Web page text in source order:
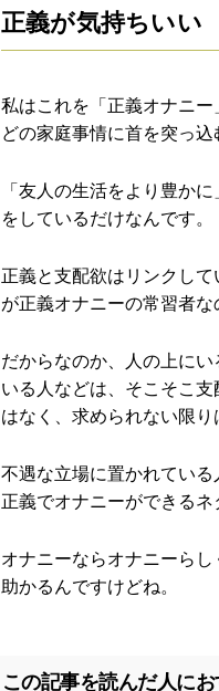
正義が気持ちいい
私はこれを「正義オナニ
どの家庭事情に首を突っ込
「友人の生活をより豊か
をしているだけなんです。
正義と支配欲はリンクし
が正義オナニーの常習者な
だからなのか、人の上に
いる人などは、そこそこ
はなく、求められない限り
不遇な立場に置かれてい
正義でオナニーができるネ
オナニーならオナニーら
助かるんですけどね。
この記事を読んだ人に